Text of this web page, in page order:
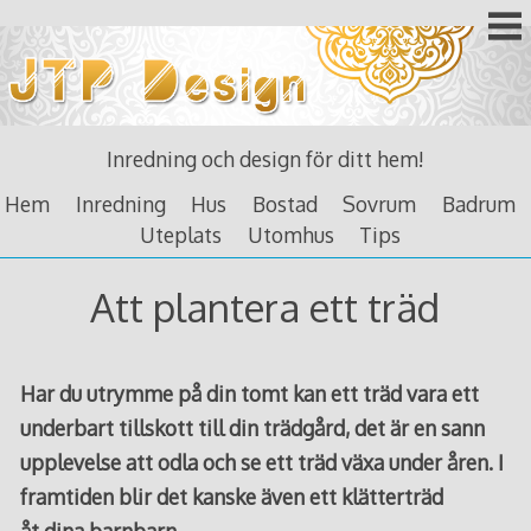
content
Inredning och design för ditt hem!
Hem
Inredning Hus Bostad Sovrum
Badrum
Uteplats
Utomhus Tips
Att plantera ett träd
Har du utrymme på din tomt kan ett träd vara ett
underbart tillskott till din trädgård, det är en sann
upplevelse att odla och se ett träd växa under åren. I
framtiden blir det kanske även ett klätterträd